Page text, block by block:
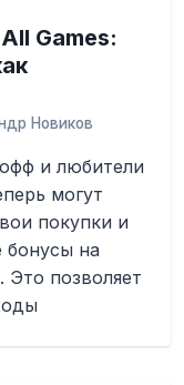
Games:
Новиков
и любители
могут
покупки и
бонусы на
Это позволяет